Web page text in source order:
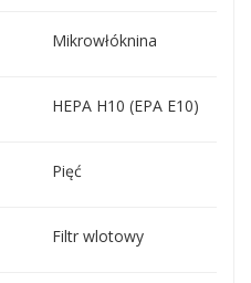
Mikrowłóknina
HEPA H10 (EPA E10)
Pięć
Filtr wlotowy